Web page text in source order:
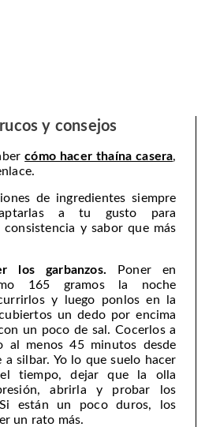
y consejos
cómo hacer thaína casera,
de ingredientes siempre
a tu gusto para
consistencia y sabor que más
los garbanzos.
Poner en
165 gramos la noche
y luego ponlos en la
un dedo por encima
un poco de sal. Cocerlos a
al menos 45 minutos desde
a silbar. Yo lo que suelo hacer
tiempo, dejar que la olla
abrirla y probar los
Si están un poco duros, los
un rato más.